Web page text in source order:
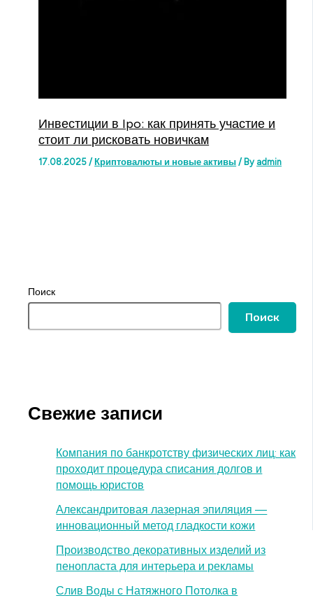
Поиск
Поиск
Свежие записи
Компания по банкротству физических лиц: как
проходит процедура списания долгов и
помощь юристов
Александритовая лазерная эпиляция —
инновационный метод гладкости кожи
Производство декоративных изделий из
пенопласта для интерьера и рекламы
Слив Воды с Натяжного Потолка в
Инвестиции в Ipo: как принять участие и
стоит ли рисковать новичкам
17.08.2025/ Криптовалюты и новые активы / By admin